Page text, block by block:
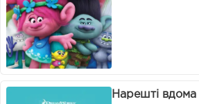
Нарешті вдома